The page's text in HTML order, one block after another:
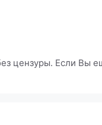
цензуры. Если Вы